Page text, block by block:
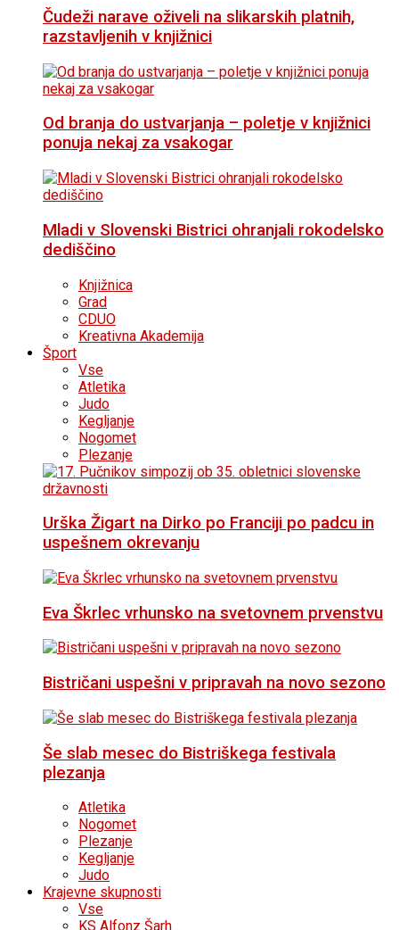
Čudeži narave oživeli na slikarskih platnih,
razstavljenih v knjižnici
Od branja do ustvarjanja – poletje v knjižnici
ponuja nekaj za vsakogar
Mladi v Slovenski Bistrici ohranjali rokodelsko
dediščino
Knjižnica
Grad
CDUO
Kreativna Akademija
Šport
Vse
Atletika
Judo
Kegljanje
Nogomet
Plezanje
Urška Žigart na Dirko po Franciji po padcu in
uspešnem okrevanju
Eva Škrlec vrhunsko na svetovnem prvenstvu
Bistričani uspešni v pripravah na novo sezono
Še slab mesec do Bistriškega festivala
plezanja
Atletika
Nogomet
Plezanje
Kegljanje
Judo
Krajevne skupnosti
Vse
KS Alfonz Šarh